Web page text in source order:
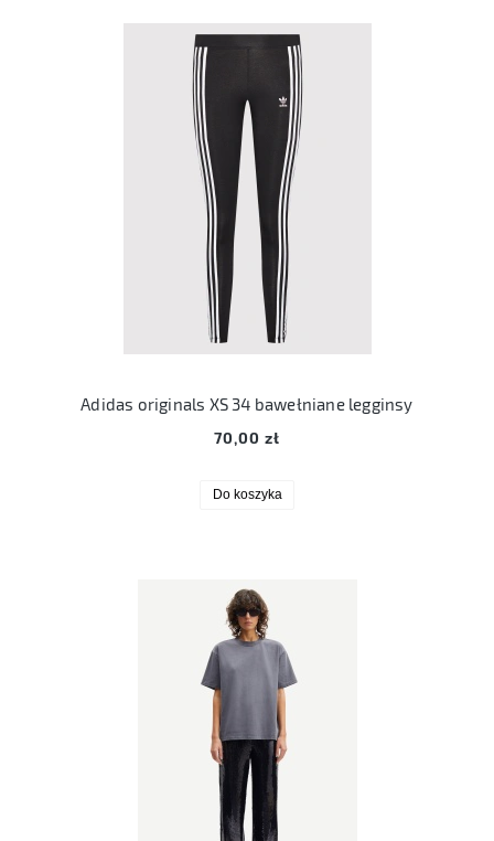
Adidas originals XS 34 bawełniane legginsy
70,00 zł
Do koszyka